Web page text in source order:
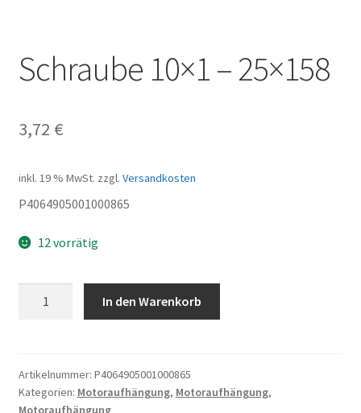
Schraube 10×1 – 25×158
3,72 €
inkl. 19 % MwSt. zzgl. Versandkosten
P4064905001000865
12 vorrätig
Menge
In den Warenkorb
Artikelnummer: P4064905001000865
Kategorien: Motoraufhängung, Motoraufhängung,
Motoraufhängung